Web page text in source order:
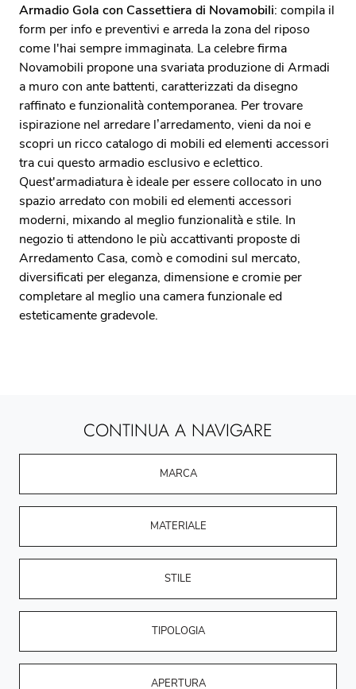
Armadio Gola con Cassettiera di Novamobili: compila il
form per info e preventivi e arreda la zona del riposo
come l'hai sempre immaginata. La celebre firma
Novamobili propone una svariata produzione di Armadi
a muro con ante battenti, caratterizzati da disegno
raffinato e funzionalità contemporanea. Per trovare
ispirazione nel arredare l’arredamento, vieni da noi e
scopri un ricco catalogo di mobili ed elementi accessori
tra cui questo armadio esclusivo e eclettico.
Quest'armadiatura è ideale per essere collocato in uno
spazio arredato con mobili ed elementi accessori
moderni, mixando al meglio funzionalità e stile. In
negozio ti attendono le più accattivanti proposte di
Arredamento Casa, comò e comodini sul mercato,
diversificati per eleganza, dimensione e cromie per
completare al meglio una camera funzionale ed
esteticamente gradevole.
CONTINUA A NAVIGARE
MARCA
MATERIALE
STILE
TIPOLOGIA
APERTURA